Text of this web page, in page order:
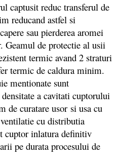
captusit reduc transferul de
reducand astfel si
sau pierderea aromei
de protectie al usii
termic avand 2 straturi
termic de caldura minim.
mentionate sunt
a cavitati cuptorului
de curatare usor si usa cu
cu distributia
cuptor inlatura definitiv
pe durata procesului de